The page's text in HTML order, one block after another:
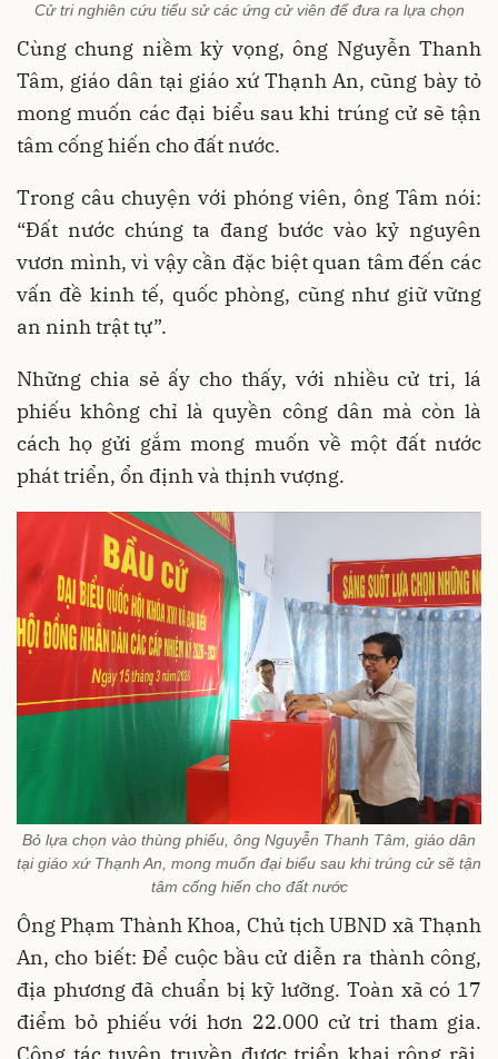
Cử tri nghiên cứu tiểu sử các ứng cử viên để đưa ra lựa chọn
Cùng chung niềm kỳ vọng, ông Nguyễn Thanh
Tâm, giáo dân tại giáo xứ Thạnh An, cũng bày tỏ
mong muốn các đại biểu sau khi trúng cử sẽ tận
tâm cống hiến cho đất nước.
Trong câu chuyện với phóng viên, ông Tâm nói:
“Đất nước chúng ta đang bước vào kỷ nguyên
vươn mình, vì vậy cần đặc biệt quan tâm đến các
vấn đề kinh tế, quốc phòng, cũng như giữ vững
an ninh trật tự”.
Những chia sẻ ấy cho thấy, với nhiều cử tri, lá
phiếu không chỉ là quyền công dân mà còn là
cách họ gửi gắm mong muốn về một đất nước
phát triển, ổn định và thịnh vượng.
Bỏ lựa chọn vào thùng phiếu, ông Nguyễn Thanh Tâm, giáo dân
tại giáo xứ Thạnh An, mong muốn đại biểu sau khi trúng cử sẽ tận
tâm cống hiến cho đất nước
Ông Phạm Thành Khoa, Chủ tịch UBND xã Thạnh
An, cho biết: Để cuộc bầu cử diễn ra thành công,
địa phương đã chuẩn bị kỹ lưỡng. Toàn xã có 17
điểm bỏ phiếu với hơn 22.000 cử tri tham gia.
Công tác tuyên truyền được triển khai rộng rãi,